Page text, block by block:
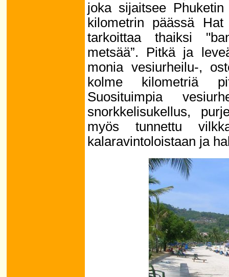
joka sijaitsee
kilometrin päässä
tarkoittaa thaiksi
metsää”. Pitkä ja
monia vesiurheilu-,
kolme kilometriä
Suosituimpia
snorkkelisukellus,
myös tunnettu
kalaravintoloistaan ja